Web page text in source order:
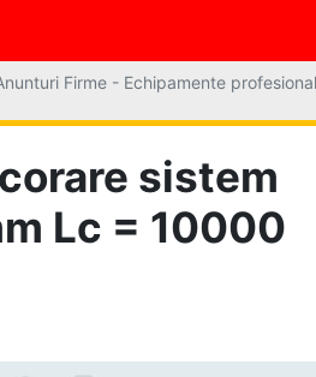
Firme - Echipamente
sistem
Lc = 10000